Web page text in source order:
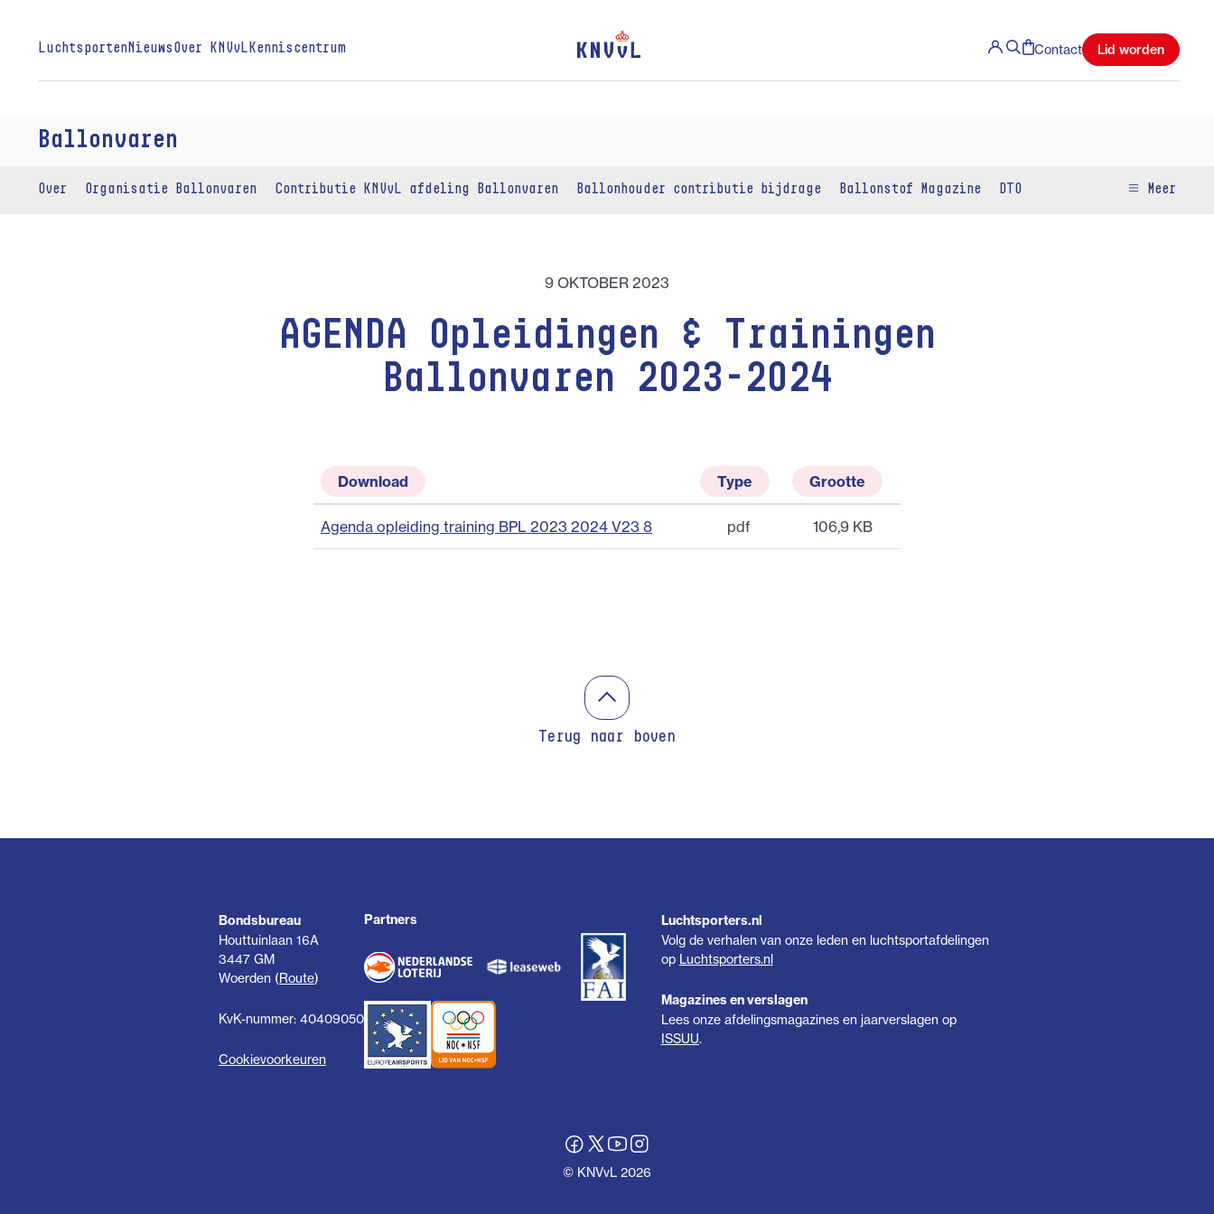
Luchtsporten Nieuws Over KNVvL Kenniscentrum Contact Lid worden
Ballonvaren
Over Organisatie Ballonvaren Contributie KNVvL afdeling Ballonvaren Ballonhouder contributie bijdrage Ballonstof Magazine DTO Meer
9 OKTOBER 2023
AGENDA Opleidingen & Trainingen
Ballonvaren 2023-2024
Download Type Grootte
Agenda opleiding training BPL 2023 2024 V23 8 pdf 106,9 KB
Terug naar boven
Bondsbureau
Houttuinlaan 16A
3447 GM
Woerden (Route)
KvK-nummer: 40409050
Cookievoorkeuren
Partners Luchtsporters.nl
Volg de verhalen van onze leden en luchtsportafdelingen
op Luchtsporters.nl
Magazines en verslagen
Lees onze afdelingsmagazines en jaarverslagen op
ISSUU.
© KNVvL 2026